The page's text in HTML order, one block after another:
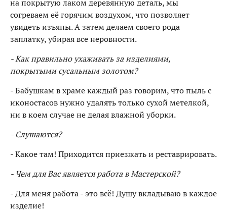
на покрытую лаком деревянную деталь, мы
согреваем её горячим воздухом, что позволяет
увидеть изъяны. А затем делаем своего рода
заплатку, убирая все неровности.
- Как правильно ухаживать за изделиями,
покрытыми сусальным золотом?
- Бабушкам в храме каждый раз говорим, что пыль с
иконостасов нужно удалять только сухой метелкой,
ни в коем случае не делая влажной уборки.
- Слушаются?
- Какое там! Приходится приезжать и реставрировать.
- Чем для Вас является работа в Мастерской?
- Для меня работа - это всё! Душу вкладываю в каждое
изделие!